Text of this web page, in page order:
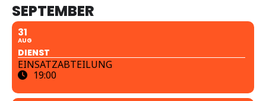
SEPTEMBER
31
AUG
DIENST
EINSATZABTEILUNG
19:00